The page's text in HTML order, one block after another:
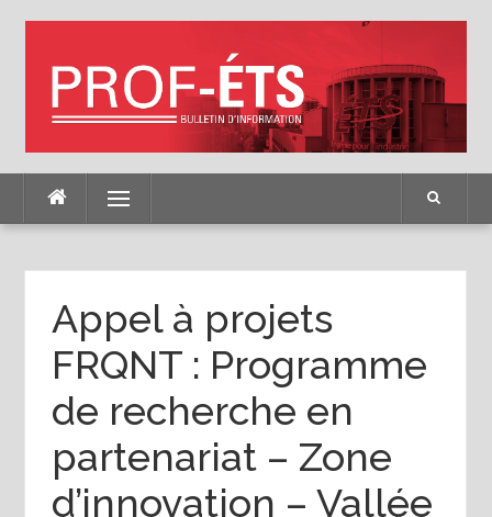
Menu
Appel à projets
FRQNT : Programme
de recherche en
partenariat – Zone
d’innovation – Vallée